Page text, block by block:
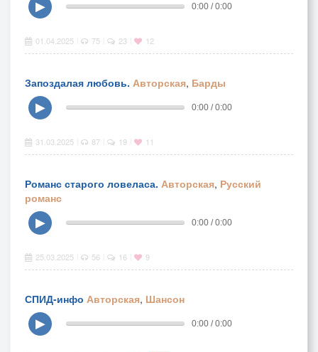
▶
0:00 / 0:00
01.04.2025 75 23 12
Запоздалая любовь. Авторская, Барды
▶
0:00 / 0:00
31.03.2025 87 19 11
Романс старого ловеласа. Авторская, Русский
романс
▶
0:00 / 0:00
25.03.2025 56 16 9
СПИД-инфо Авторская, Шансон
▶
0:00 / 0:00